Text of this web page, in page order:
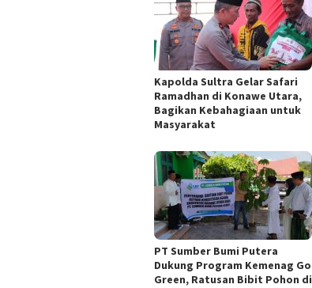
Kapolda Sultra Gelar Safari
Ramadhan di Konawe Utara,
Bagikan Kebahagiaan untuk
Masyarakat
PT Sumber Bumi Putera
Dukung Program Kemenag Go
Green, Ratusan Bibit Pohon di